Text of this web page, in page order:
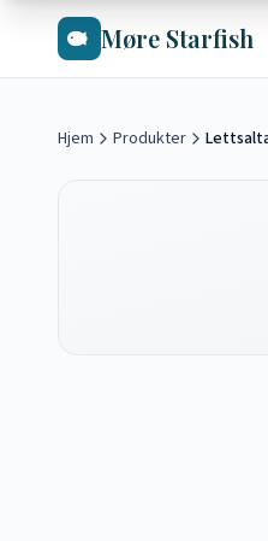
Hopp til hovedinnhold
Møre Starfish
Hjem Produkter